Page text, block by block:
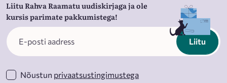
Liitu Rahva Raamatu uudiskirjaga ja ole
kursis parimate pakkumistega!
Liitu
Nõustun privaatsustingimustega